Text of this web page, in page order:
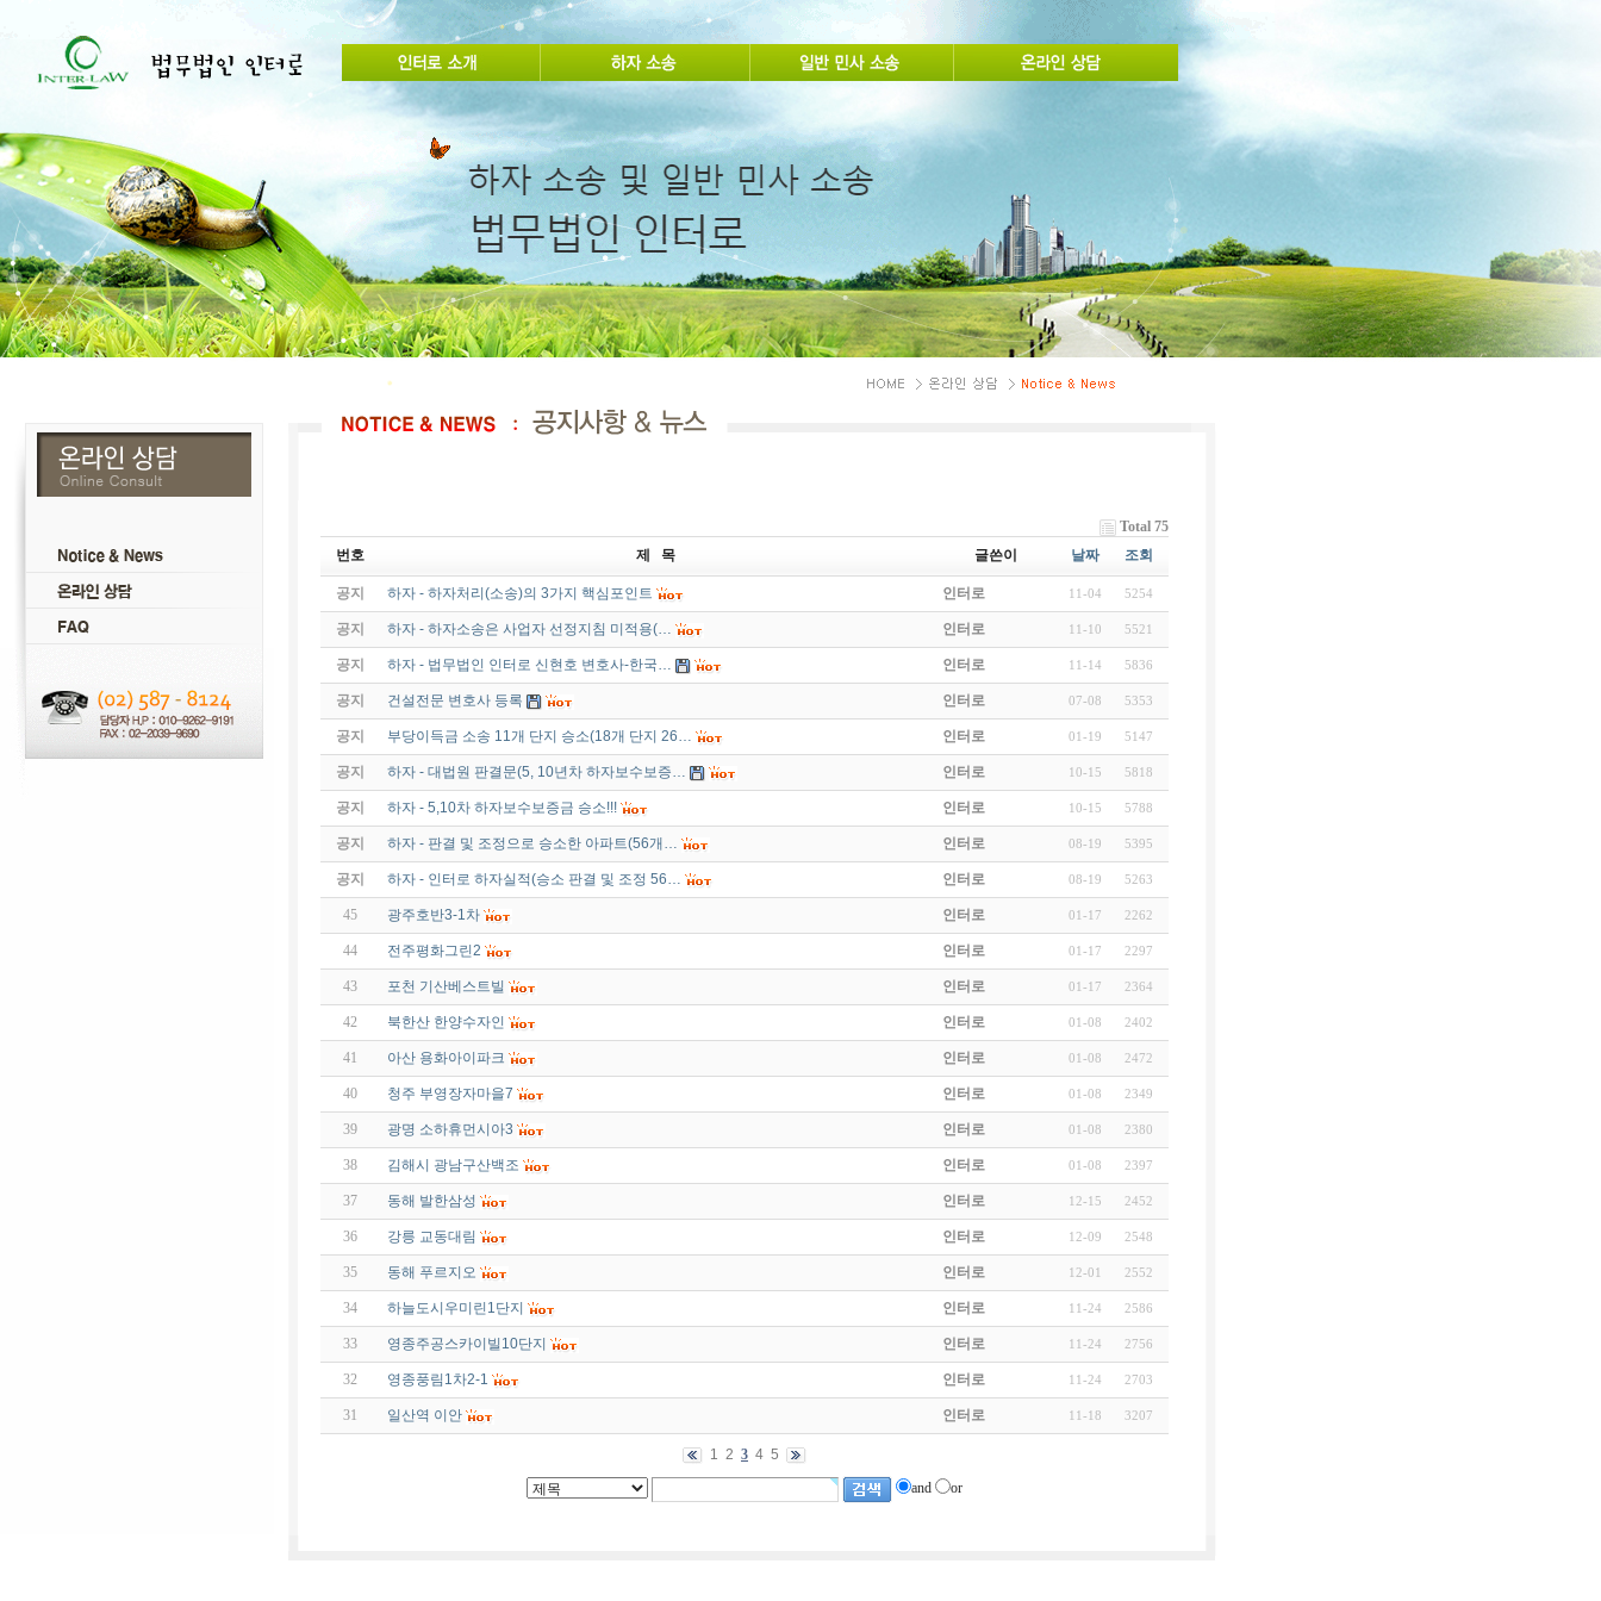
Total 75
번호
제 목 글쓴이 날짜 조회
공지 하자 - 하자처리(소송)의 3가지 핵심포인트 인터로 11-04 5254
공지 하자 - 하자소송은 사업자 선정지침 미적용(… 인터로 11-10 5521
공지 하자 - 법무법인 인터로 신현호 변호사-한국… 인터로 11-14 5836
공지 건설전문 변호사 등록 인터로 07-08 5353
공지 부당이득금 소송 11개 단지 승소(18개 단지 26… 인터로 01-19 5147
공지 하자 - 대법원 판결문(5, 10년차 하자보수보증… 인터로 10-15 5818
공지 하자 - 5,10차 하자보수보증금 승소!!! 인터로 10-15 5788
공지 하자 - 판결 및 조정으로 승소한 아파트(56개… 인터로 08-19 5395
공지 하자 - 인터로 하자실적(승소 판결 및 조정 56… 인터로 08-19 5263
45 광주호반3-1차 인터로 01-17 2262
44 전주평화그린2 인터로 01-17 2297
43 포천 기산베스트빌 인터로 01-17 2364
42 북한산 한양수자인 인터로 01-08 2402
41 아산 용화아이파크 인터로 01-08 2472
40 청주 부영장자마을7 인터로 01-08 2349
39 광명 소하휴먼시아3 인터로 01-08 2380
38 김해시 광남구산백조 인터로 01-08 2397
37 동해 발한삼성 인터로 12-15 2452
36 강릉 교동대림 인터로 12-09 2548
35 동해 푸르지오 인터로 12-01 2552
34 하늘도시우미린1단지 인터로 11-24 2586
33 영종주공스카이빌10단지 인터로 11-24 2756
32 영종풍림1차2-1 인터로 11-24 2703
31 일산역 이안 인터로 11-18 3207
1 2 3 4 5
and or